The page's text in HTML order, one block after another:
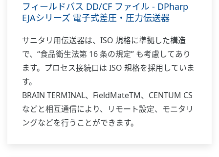
フィールドバス DD/CF ファイル - DPharp
EJAシリーズ 電子式差圧・圧力伝送器
サニタリ用伝送器は、ISO 規格に準拠した構造
で、“食品衛生法第 16 条の規定” も考慮してあり
ます。プロセス接続口は ISO 規格を採用していま
す。
BRAIN TERMINAL、FieldMateTM、CENTUM CS
などと相互通信により、リモート設定、モニタリ
ングなどを行うことができます。